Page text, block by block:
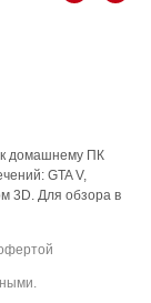
к домашнему ПК
GTA V,
3D. Для обзора в